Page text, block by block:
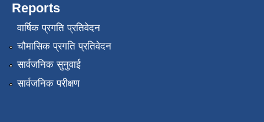
Reports
वार्षिक प्रगति प्रतिवेदन
चौमासिक प्रगति प्रतिवेदन
सार्वजनिक सुनुवाई
सार्वजनिक परीक्षण